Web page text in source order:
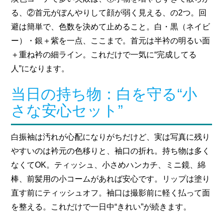
る、②首元がぼんやりして顔が弱く見える、の2つ。回
避は簡単で、色数を決めて止めること。白・黒（ネイビ
ー）・銀＋紫を一点、ここまで。首元は半衿の明るい面
＋重ね衿の細ライン。これだけで一気に“完成してる
人”になります。
当日の持ち物：白を守る“小
さな安心セット”
白振袖は汚れが心配になりがちだけど、実は写真に残り
やすいのは衿元の色移りと、袖口の折れ。持ち物は多く
なくてOK。ティッシュ、小さめハンカチ、ミニ鏡、綿
棒、前髪用の小コームがあれば安心です。リップは塗り
直す前にティッシュオフ。袖口は撮影前に軽く払って面
を整える。これだけで一日中“きれい”が続きます。